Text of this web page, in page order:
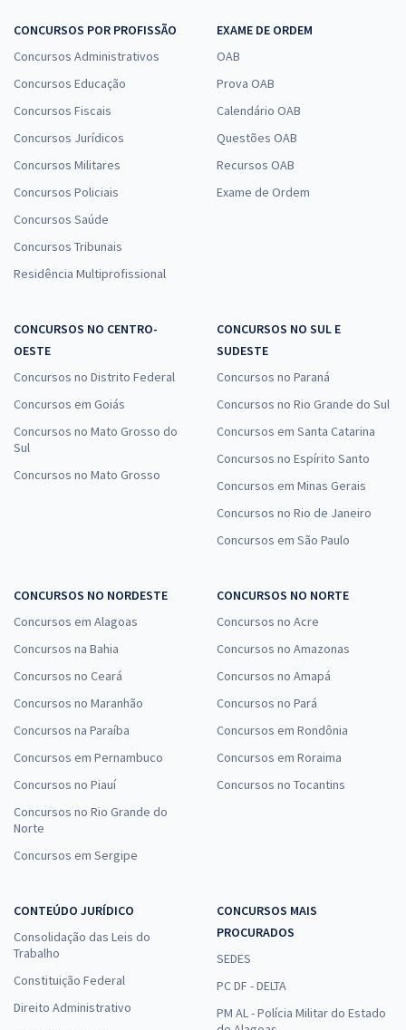
CONCURSOS POR PROFISSÃO
Concursos Administrativos
Concursos Educação
Concursos Fiscais
Concursos Jurídicos
Concursos Militares
Concursos Policiais
Concursos Saúde
Concursos Tribunais
Residência Multiprofissional
EXAME DE ORDEM
OAB
Prova OAB
Calendário OAB
Questões OAB
Recursos OAB
Exame de Ordem
CONCURSOS NO CENTRO-
OESTE
Concursos no Distrito Federal
Concursos em Goiás
Concursos no Mato Grosso do
Sul
Concursos no Mato Grosso
CONCURSOS NO SUL E
SUDESTE
Concursos no Paraná
Concursos no Rio Grande do Sul
Concursos em Santa Catarina
Concursos no Espírito Santo
Concursos em Minas Gerais
Concursos no Rio de Janeiro
Concursos em São Paulo
CONCURSOS NO NORDESTE
Concursos em Alagoas
Concursos na Bahia
Concursos no Ceará
Concursos no Maranhão
Concursos na Paraíba
Concursos em Pernambuco
Concursos no Piauí
Concursos no Rio Grande do
Norte
Concursos em Sergipe
CONCURSOS NO NORTE
Concursos no Acre
Concursos no Amazonas
Concursos no Amapá
Concursos no Pará
Concursos em Rondônia
Concursos em Roraima
Concursos no Tocantins
CONTEÚDO JURÍDICO
Consolidação das Leis do
Trabalho
Constituição Federal
Direito Administrativo
CONCURSOS MAIS
PROCURADOS
SEDES
PC DF - DELTA
PM AL - Polícia Militar do Estado